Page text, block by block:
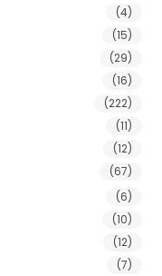
(4)
(15)
(29)
(16)
(222)
(11)
(12)
(67)
(6)
(10)
(12)
(7)